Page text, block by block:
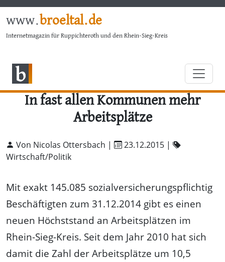
www.broeltal.de
Internetmagazin für Ruppichteroth und den Rhein-Sieg-Kreis
In fast allen Kommunen mehr
Arbeitsplätze
Von Nicolas Ottersbach | 23.12.2015 |
Wirtschaft/Politik
Mit exakt 145.085 sozialversicherungspflichtig
Beschäftigten zum 31.12.2014 gibt es einen
neuen Höchststand an Arbeitsplätzen im
Rhein-Sieg-Kreis. Seit dem Jahr 2010 hat sich
damit die Zahl der Arbeitsplätze um 10,5